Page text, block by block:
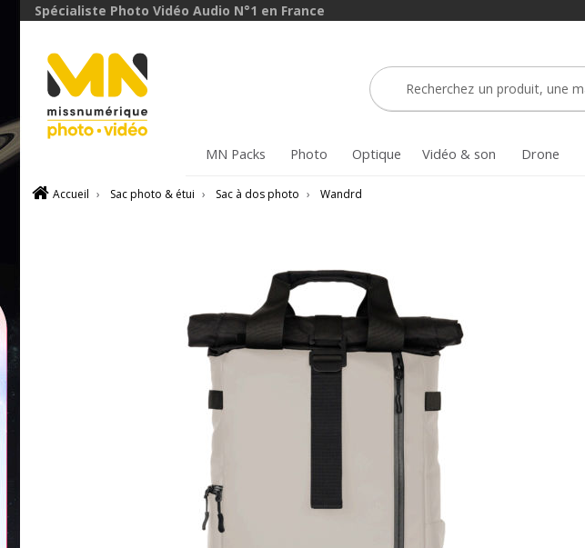
Spécialiste Photo Vidéo Audio N°1 en France
MN Packs Photo Optique Vidéo & son Drone
Accueil › Sac photo & étui › Sac à dos photo › Wandrd